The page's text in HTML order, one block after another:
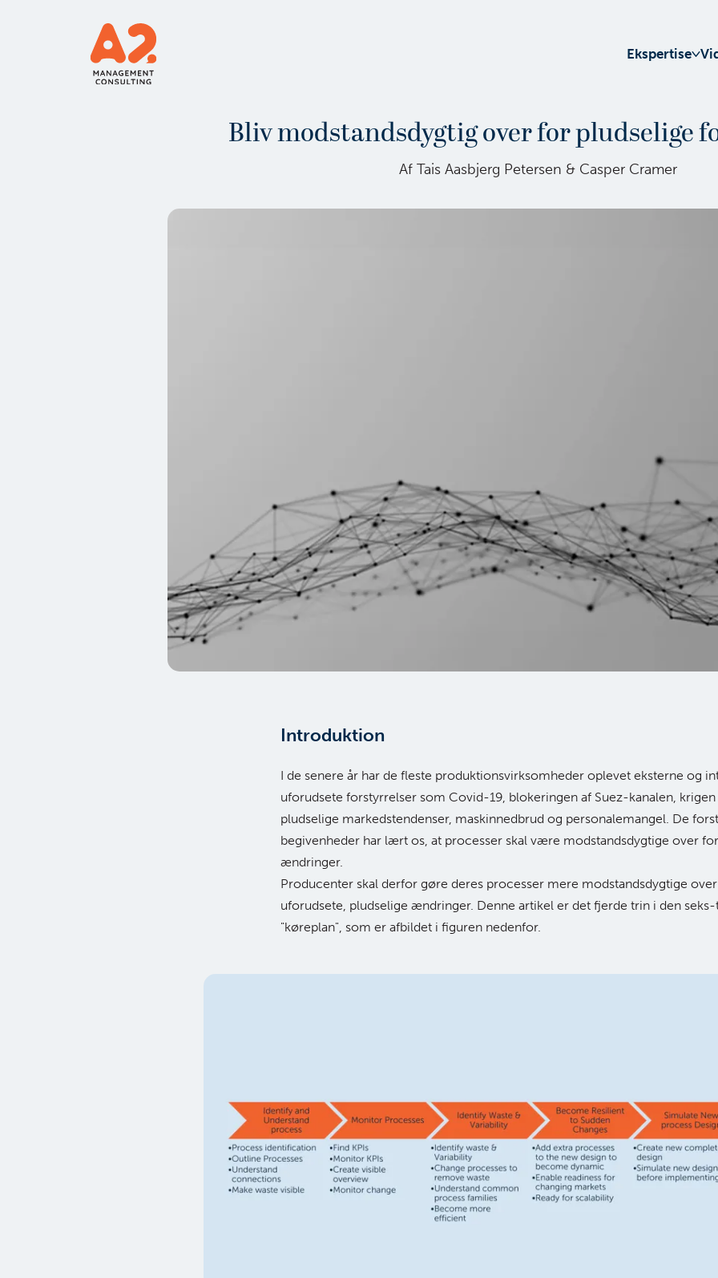
Ekspertise
Bliv modstandsdygtig over for pludselige
Af Tais Aasbjerg Petersen & Casper Cramer
Introduktion
I de senere år har de fleste produktionsvirksomheder oplevet eksterne og
uforudsete forstyrrelser som Covid-19, blokeringen af Suez-kanalen,
pludselige markedstendenser, maskinnedbrud og personalemangel. De
begivenheder har lært os, at processer skal være modstandsdygtige over
ændringer.
Producenter skal derfor gøre deres processer mere modstandsdygtige
uforudsete, pludselige ændringer. Denne artikel er det fjerde trin i den
"køreplan", som er afbildet i figuren nedenfor.